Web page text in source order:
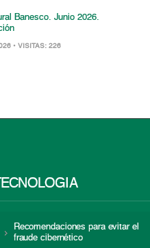
Banesco. Junio 2026.
• VISITAS: 226
Recomendaciones para evitar el
fraude cibernético